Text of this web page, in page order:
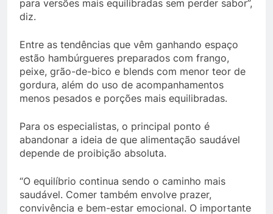
para versões mais equilibradas sem perder sabor”,
diz.
Entre as tendências que vêm ganhando espaço
estão hambúrgueres preparados com frango,
peixe, grão-de-bico e blends com menor teor de
gordura, além do uso de acompanhamentos
menos pesados e porções mais equilibradas.
Para os especialistas, o principal ponto é
abandonar a ideia de que alimentação saudável
depende de proibição absoluta.
“O equilíbrio continua sendo o caminho mais
saudável. Comer também envolve prazer,
convivência e bem-estar emocional. O importante